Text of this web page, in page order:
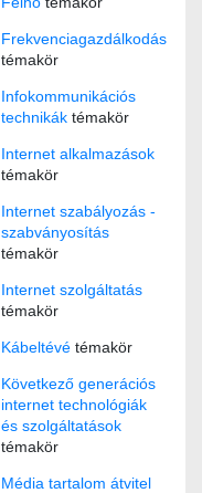
Frekvenciagazdálkodás
témakör
Infokommunikációs
technikáktémakör
Internet alkalmazások
témakör
Internet szabályozás -
szabványosítás
témakör
Internet szolgáltatás
témakör
Kábeltévétémakör
Következő generációs
internet technológiák
és szolgáltatások
témakör
Média tartalom átvitel